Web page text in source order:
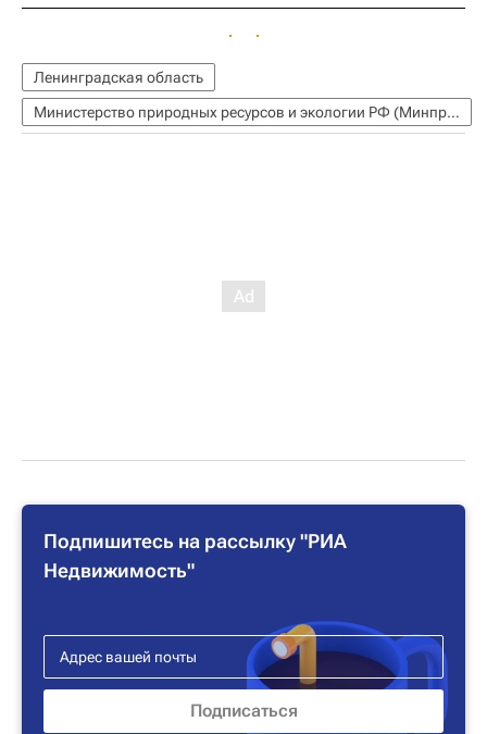
Ленинградская область
Министерство природных ресурсов и экологии РФ (Минприроды России)
Подпишитесь на рассылку "РИА
Недвижимость"